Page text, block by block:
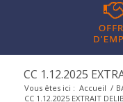
CC 1.12.2025
Vous êtes ici : Accueil /
CC 1.12.2025 EXTRAIT